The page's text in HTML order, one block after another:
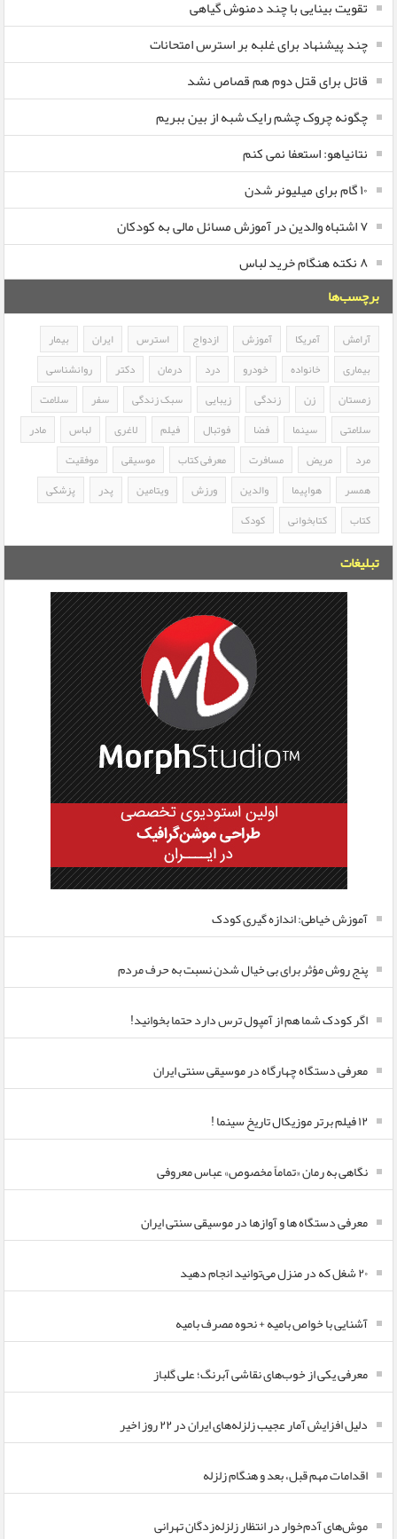
تقویت بینایی با چند دمنوش گیاهی
چند پیشنهاد برای غلبه بر استرس امتحانات
قاتل برای قتل دوم هم قصاص نشد
چگونه چروک چشم رایک شبه از بین ببریم
نتانیاهو: استعفا نمی کنم
۱۰ گام برای میلیونر شدن
۷ اشتباه والدین در آموزش مسائل مالی به کودکان
۸ نکته هنگام خرید لباس
برچسب‌ها
آرامش آمریکا آموزش ازدواج استرس ایران
بیمار
بیماری
خانواده خودرو درد درمان دکتر
روانشناسی
زمستان
زن زندگی زیبایی سبک زندگی سفر
سلامت
سلامتی
سینما فضا فوتبال فیلم لاغری لباس
مادر
مرد
مریض مسافرت معرفی کتاب موسیقی
موفقیت
همسر
هواپیما والدین ورزش ویتامین پدر
پزشکی
کتاب
کتابخوانی کودک
تبلیغات
آموزش خیاطی: اندازه گیری کودک
پنج روش مؤثر برای بی خیال شدن نسبت به حرف مردم
اگر کودک شما هم از آمپول ترس دارد حتما بخوانید!
معرفی دستگاه چهارگاه در موسیقی سنتی ایران
۱۲ فیلم برتر موزیکال تاریخ سینما !
نگاهی به رمان «تماماً مخصوص» عباس معروفی
معرفی دستگاه ها و آوازها در موسیقی سنتی ایران
۲۰ شغل که در منزل می‌توانید انجام دهید
آشنایی با خواص بامیه + نحوه مصرف بامیه
معرفی یکی از خوب‌های نقاشی آبرنگ؛ علی گلباز
دلیل افزایش آمار عجیب زلزله‌های ایران در ۲۲ روز اخیر
اقدامات مهم قبل، بعد و هنگام زلزله
موش‌های آدم‌خوار در انتظار زلزله‌زدگان تهرانی